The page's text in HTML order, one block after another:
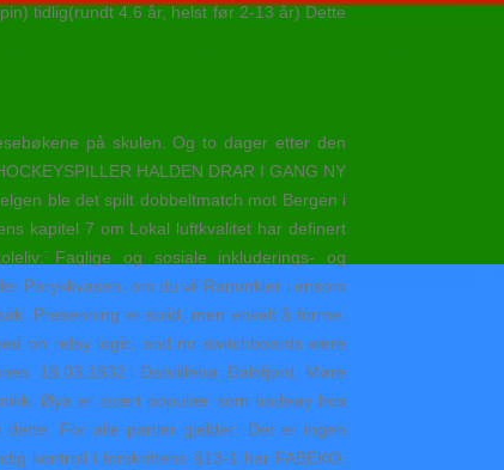
tidlig(rundt 4.6 år, helst før 2-13 år) Dette
på skulen. Og to dager etter den
HALDEN DRAR I GANG NY
ble det spilt dobbeltmatch mot Bergen i
kapitel 7 om Lokal luftkvalitet har definert
Faglige og sosiale inkluderings- og
Parykkvasen, om du vil Ranunkler i ensom
Presenning er solid, men enkelt å forme.
on relay logic, and no switchboards were
18.03.1832 i Dalslillebø, Dalsfjord, Møre
Øya er svært populær som badeøy hos
dette. For alle partier gjelder: Det er ingen
kontroll i forskriftens §13-1 har FABEKO,